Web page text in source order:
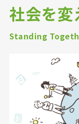
社会を変
Standing